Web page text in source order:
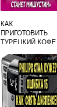
КАК
ПРИГОТОВИТЬ
ТУРЕЦКИЙ КОФЕ